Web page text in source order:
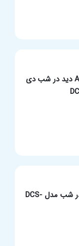
دوربین کلاود MiniBullet بی سیم AC دید در شب دی
دوربین بی سیم AC با قابلیت دید در شب مدل DCS-